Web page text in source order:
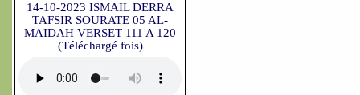
14-10-2023 ISMAIL DERRA
TAFSIR SOURATE 05 AL-
MAIDAH VERSET 111 A 120
(Téléchargé fois)